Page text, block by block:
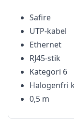
Safire
UTP-kabel
Ethernet
RJ45-stik
Kategori 6
Halogenfri
0,5 m